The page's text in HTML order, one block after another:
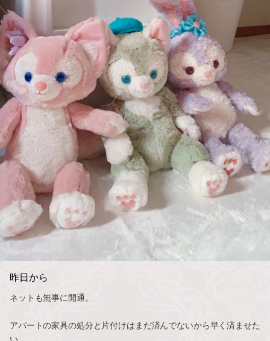
昨日から
ネットも無事に開通。
アパートの家具の処分と片付けはまだ済んでないから早く済ませた
い。